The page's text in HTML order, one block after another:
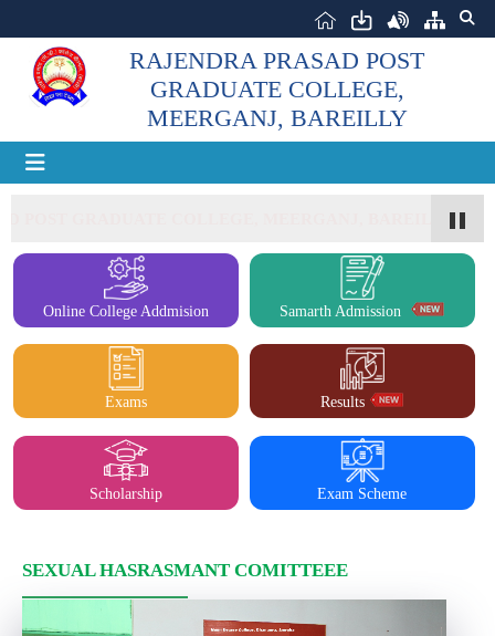
RAJENDRA PRASAD POST
GRADUATE COLLEGE,
MEERGANJ, BAREILLY
Online College Addmision Samarth Admission
Exams Results
Scholarship Exam Scheme
SEXUAL HASRASMANT COMITTEEE